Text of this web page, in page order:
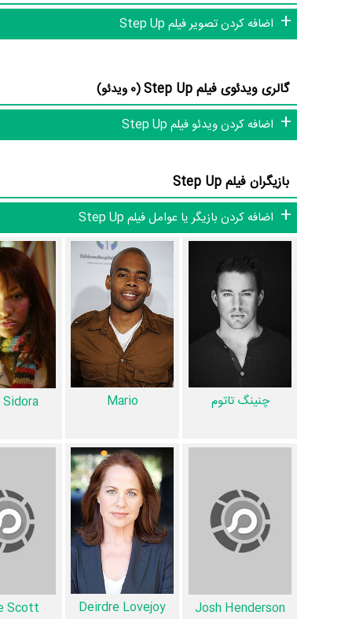
Arts. He quickly catches the eye of Nora (Jenna
her classical routines. After some initial hesitation,
فیلم Step Up و کارنامه فعالیت کارگردان و بازیگران
براساس امتیاز مردم فیلم Step Up یکی از 4 اثر شاخص
فیلم Step Up براساس امتیاز مردم به آثار یکی از 4 اثر شاخص
1 تن از بازیگران Step Up، اولین فعالیت جدی بازیگری خود را در این اثر تجربه کرده است، در واقع در Step Up 1 فیلم اولی بوده است:
Anne Fletcher کارگردان Step Up اولین همکاری خود با بازیگرانی چون
اولین‌مرتبه در Step Up رخ داده است. مانند:
چنینگ تاتومو
Jamie Scott،Drew Sidora وJosh Henderson
نیست: شادروان
Heavy D
.
عوامل فیلم Step Up
اگر از تصویربرداری فیلم Step Up خوشتان آمده و یا دوستش ندارید، بهتر است بدانید مدیر فیلمبرداری آن
Aaron Zigmanاست. در مجموع بیش از 16 نفر در تولید فیلم Step Up نقش داشته‌اند و هر یک از آنها در
اطلاعات فیلم Step Up
اضافه کردن تصویر فیلم Step Up
گالری ویدئوی فیلم Step Up
(0 ویدئو)
اضافه کردن ویدئو فیلم Step Up
بازیگران فیلم Step Up
اضافه کردن بازیگر یا عوامل فیلم Step Up
چنینگ تاتوم Mario
Josh Henderson
Deirdre Lovejoy
Scott